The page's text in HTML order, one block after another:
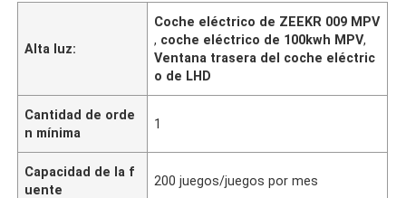
Alta luz:
Coche eléctrico de ZEEKR 009 MPV
, coche eléctrico de 100kwh MPV,
Ventana trasera del coche eléctric
o de LHD
Cantidad de orde
n mínima
1
Capacidad de la f
uente
200 juegos/juegos por mes